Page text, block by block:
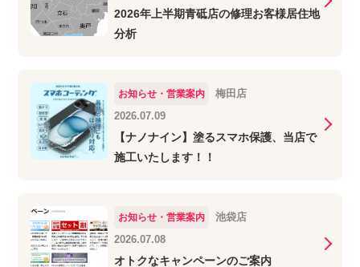
2026年上半期青砥店の修理お客様居住地
分析
お知らせ・営業案内
梅田店
2026.07.09
【ナノナイン】塗るスマホ保護、当店で
施工いたします！！
お知らせ・営業案内
池袋店
2026.07.08
オトクなキャンペーンのご案内